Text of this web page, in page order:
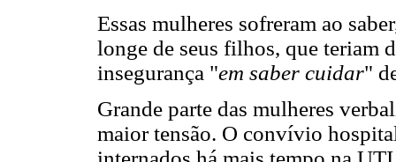
Essas mulheres sofreram ao
longe de seus filhos, que teriam
insegurança "em saber cuidar"
Grande parte das mulheres
maior tensão. O convívio